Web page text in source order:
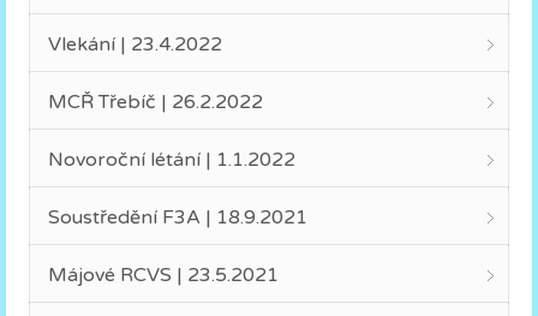
Vlekání | 23.4.2022
MCŘ Třebíč | 26.2.2022
Novoroční létání | 1.1.2022
Soustředění F3A | 18.9.2021
Májové RCVS | 23.5.2021